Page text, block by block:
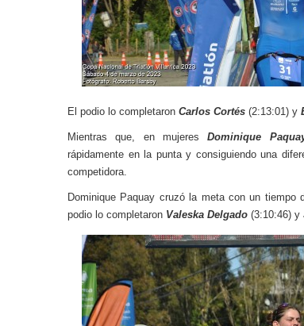
El podio lo completaron Carlos Cortés (2:13:01) y
Mientras que, en mujeresDominique
rápidamente en la punta y consiguiendo una
competidora.
Dominique Paquay cruzó la meta con un tiempo
podio lo completaron Valeska Delgado (3:10:46) y